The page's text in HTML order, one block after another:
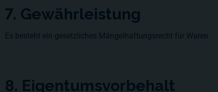
7. Gewährleistung
Es besteht ein gesetzliches Mängelhaftungsrecht für Waren.
8. Eigentumsvorbehalt